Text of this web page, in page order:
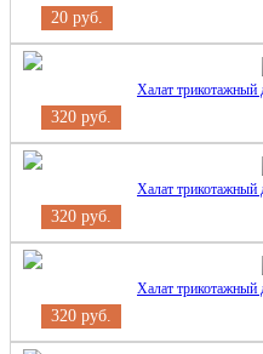
20 руб.
Халат
320 руб.
Халат
320 руб.
Халат
320 руб.